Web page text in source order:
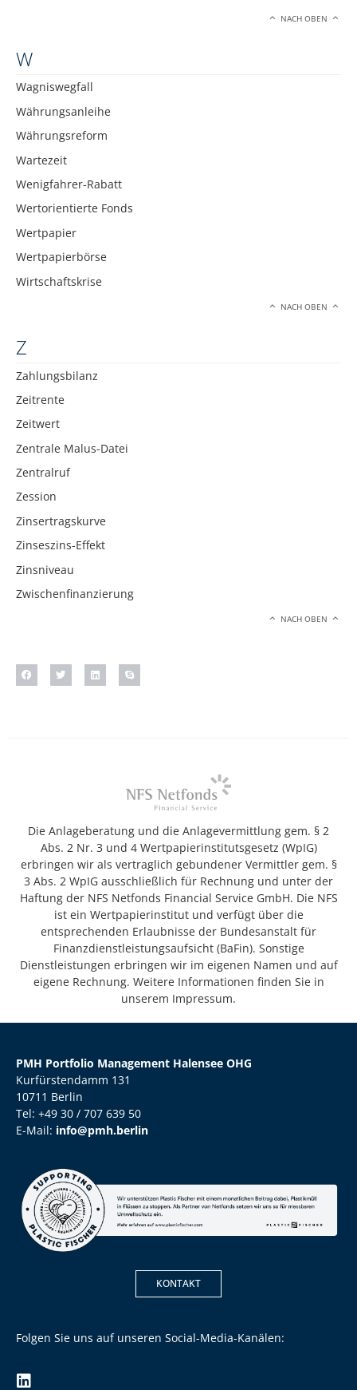
NACH OBEN
W
Wagniswegfall
Währungsanleihe
Währungsreform
Wartezeit
Wenigfahrer-Rabatt
Wertorientierte Fonds
Wertpapier
Wertpapierbörse
Wirtschaftskrise
NACH OBEN
Z
Zahlungsbilanz
Zeitrente
Zeitwert
Zentrale Malus-Datei
Zentralruf
Zession
Zinsertragskurve
Zinseszins-Effekt
Zinsniveau
Zwischenfinanzierung
NACH OBEN
Die Anlageberatung und die Anlagevermittlung gem. § 2
Abs. 2 Nr. 3 und 4 Wertpapierinstitutsgesetz (WpIG)
erbringen wir als vertraglich gebundener Vermittler gem. §
3 Abs. 2 WpIG ausschließlich für Rechnung und unter der
Haftung der NFS Netfonds Financial Service GmbH. Die NFS
ist ein Wertpapierinstitut und verfügt über die
entsprechenden Erlaubnisse der Bundesanstalt für
Finanzdienstleistungsaufsicht (BaFin). Sonstige
Dienstleistungen erbringen wir im eigenen Namen und auf
eigene Rechnung. Weitere Informationen finden Sie in
unserem Impressum.
PMH Portfolio Management Halensee OHG
Kurfürstendamm 131
10711 Berlin
Tel: +49 30 / 707 639 50
E-Mail: info@pmh.berlin
KONTAKT
Folgen Sie uns auf unseren Social-Media-Kanälen: